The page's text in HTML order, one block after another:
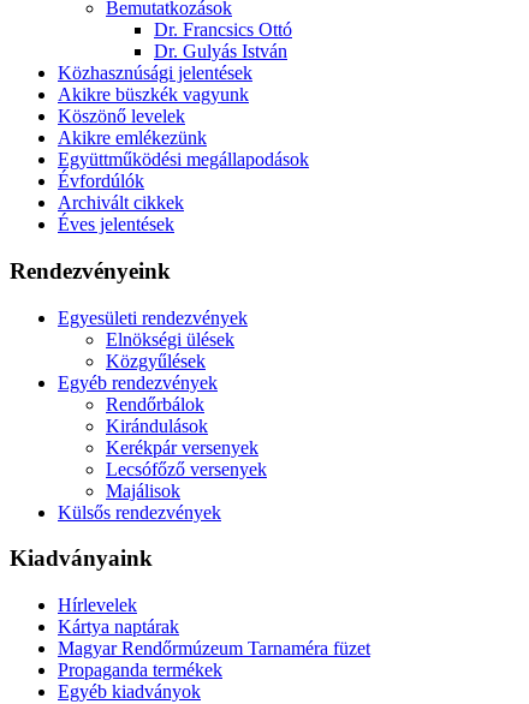
Bemutatkozások
Dr. Francsics Ottó
Dr. Gulyás István
Közhasznúsági jelentések
Akikre büszkék vagyunk
Köszönő levelek
Akikre emlékezünk
Együttműködési megállapodások
Évfordúlók
Archivált cikkek
Éves jelentések
Rendezvényeink
Egyesületi rendezvények
Elnökségi ülések
Közgyűlések
Egyéb rendezvények
Rendőrbálok
Kirándulások
Kerékpár versenyek
Lecsófőző versenyek
Majálisok
Külsős rendezvények
Kiadványaink
Hírlevelek
Kártya naptárak
Magyar Rendőrmúzeum Tarnaméra füzet
Propaganda termékek
Egyéb kiadványok